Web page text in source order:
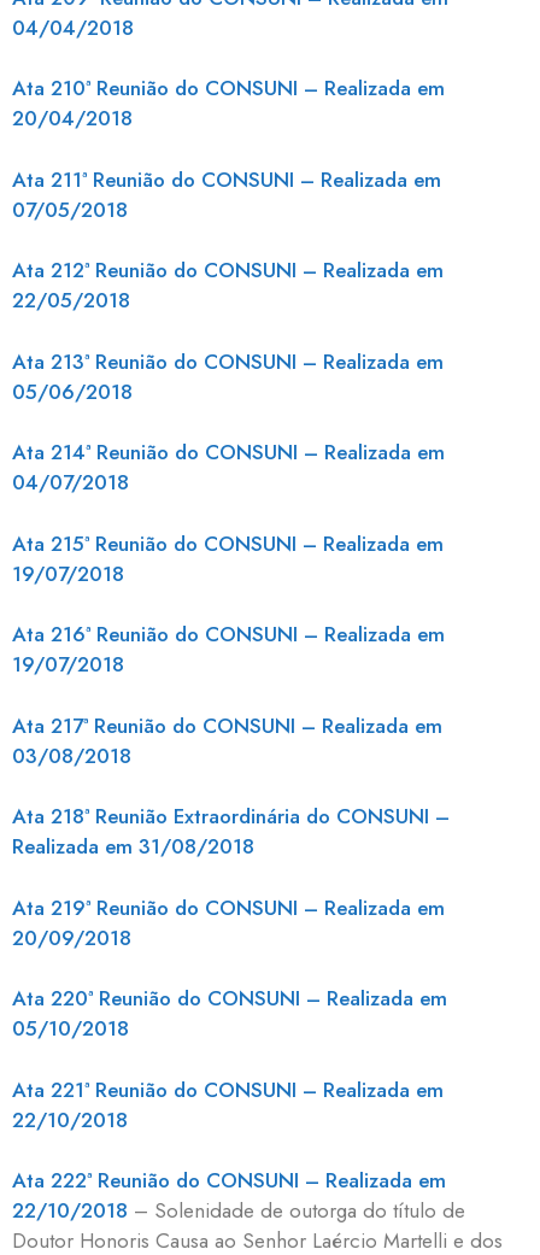
04/04/2018
Ata 210ª Reunião do CONSUNI – Realizada em
20/04/2018
Ata 211ª Reunião do CONSUNI – Realizada em
07/05/2018
Ata 212ª Reunião do CONSUNI – Realizada em
22/05/2018
Ata 213ª Reunião do CONSUNI – Realizada em
05/06/2018
Ata 214ª Reunião do CONSUNI – Realizada em
04/07/2018
Ata 215ª Reunião do CONSUNI – Realizada em
19/07/2018
Ata 216ª Reunião do CONSUNI – Realizada em
19/07/2018
Ata 217ª Reunião do CONSUNI – Realizada em
03/08/2018
Ata 218ª Reunião Extraordinária do CONSUNI –
Realizada em 31/08/2018
Ata 219ª Reunião do CONSUNI – Realizada em
20/09/2018
Ata 220ª Reunião do CONSUNI – Realizada em
05/10/2018
Ata 221ª Reunião do CONSUNI – Realizada em
22/10/2018
Ata 222ª Reunião do CONSUNI – Realizada em
22/10/2018 – Solenidade de outorga do título de
Doutor Honoris Causa ao Senhor Laércio Martelli e dos